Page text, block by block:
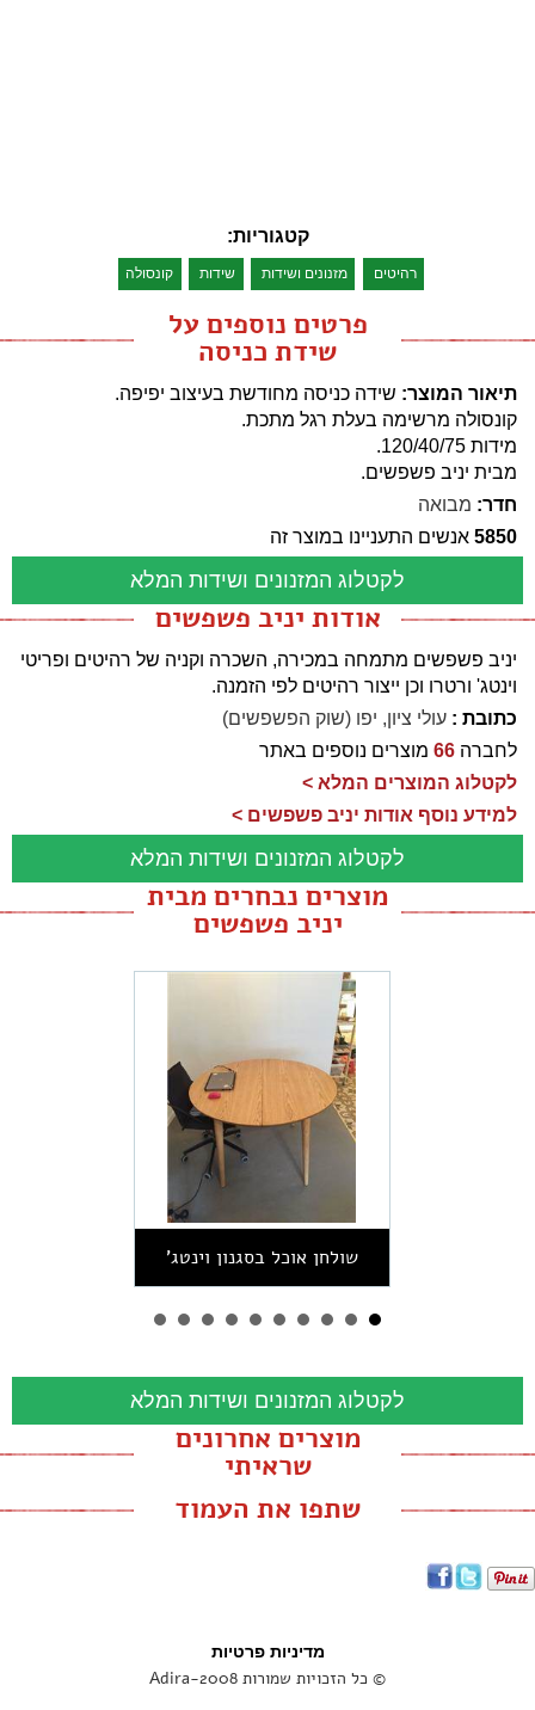
קטגוריות:
רהיטים מזנונים ושידות שידות קונסולה
פרטים נוספים על
שידת כניסה
תיאור המוצר: שידה כניסה מחודשת בעיצוב יפיפה.
קונסולה מרשימה בעלת רגל מתכת.
מידות 120/40/75.
מבית יניב פשפשים.
חדר: מבואה
5850 אנשים התעניינו במוצר זה
לקטלוג המזנונים ושידות המלא
אודות יניב פשפשים
יניב פשפשים מתמחה במכירה, השכרה וקניה של רהיטים ופריטי
וינטג' ורטרו וכן ייצור רהיטים לפי הזמנה.
כתובת : עולי ציון, יפו (שוק הפשפשים)
לחברה 66 מוצרים נוספים באתר
לקטלוג המוצרים המלא >
למידע נוסף אודות יניב פשפשים >
לקטלוג המזנונים ושידות המלא
מוצרים נבחרים מבית
יניב פשפשים
שולחן אוכל בסגנון וינטג'
לקטלוג המזנונים ושידות המלא
מוצרים אחרונים
שראיתי
שתפו את העמוד
מדיניות פרטיות
© כל הזכויות שמורות Adira-2008